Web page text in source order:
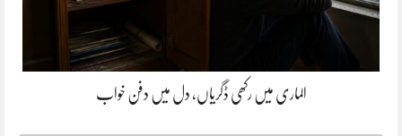
الماری میں رکھی ڈگریاں، دل میں دفن خواب